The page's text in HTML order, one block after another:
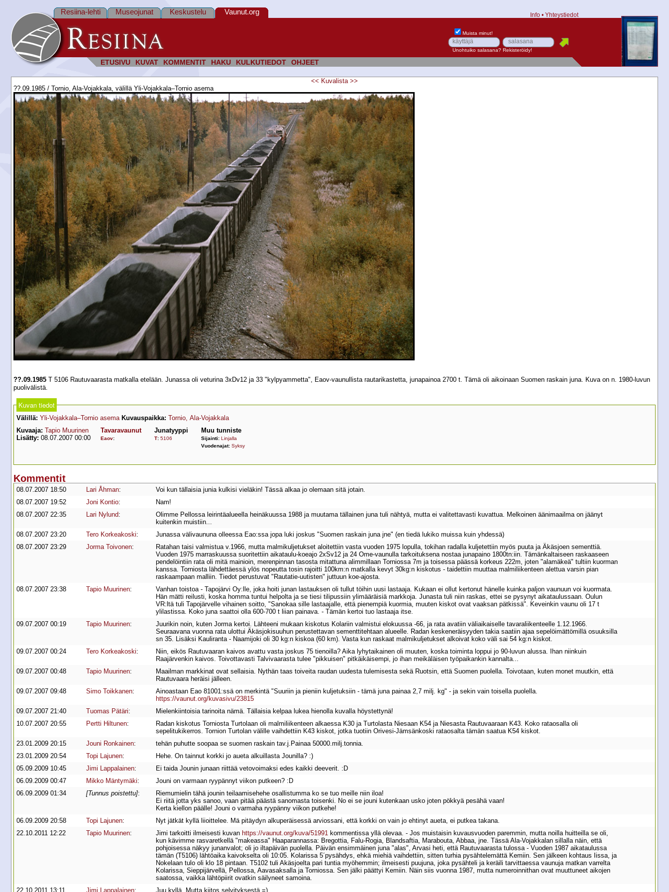
ETUSIVU KUVAT KOMMENTIT HAKU KULKUTIEDOT OHJEET
Resiina-lehti Museojunat Keskustelu Vaunut.org Info • Yhteystiedot
Muista minut!
Unohtuiko salasana? Rekisteröidy!
<< Kuvalista >>
??.09.1985 / Tornio, Ala-Vojakkala, välillä Yli-Vojakkala–Tornio asema
??.09.1985 T 5106 Rautuvaarasta matkalla etelään. Junassa oli veturina 3xDv12 ja 33 "kylpyammetta", Eaov-vaunullista rautarikastetta, junapainoa 2700 t. Tämä oli aikoinaan Suomen raskain juna. Kuva on n. 1980-luvun
puolivälistä.
Kuvan tiedot
Välillä: Yli-Vojakkala–Tornio asema Kuvauspaikka: Tornio, Ala-Vojakkala
Kuvaaja: Tapio Muurinen
Lisätty: 08.07.2007 00:00
Tavaravaunut
Eaov:
Junatyyppi
T: 5106
Muu tunniste
Sijainti: Linjalla
Vuodenajat: Syksy
Kommentit
08.07.2007 18:50 Lari Åhman:
Voi kun tällaisia junia kulkisi vieläkin! Tässä alkaa jo olemaan sitä jotain.
08.07.2007 19:52
Joni Kontio:
Nam!
08.07.2007 22:35
Lari Nylund:
Olimme Pellossa leirintäalueella heinäkuussa 1988 ja muutama tällainen juna tuli nähtyä, mutta ei valitettavasti kuvattua. Melkoinen äänimaailma on jäänyt
kuitenkin muistiin...
08.07.2007 23:20
Tero Korkeakoski:
Junassa välivaununa olleessa Eao:ssa jopa luki joskus "Suomen raskain juna jne" (en tiedä lukiko muissa kuin yhdessä)
08.07.2007 23:29
Jorma Toivonen:
Ratahan taisi valmistua v.1966, mutta malmikuljetukset aloitettiin vasta vuoden 1975 lopulla, tokihan radalla kuljetettiin myös puuta ja Äkäsjoen sementtiä.
Vuoden 1975 marraskuussa suoritettiin aikataulu-koeajo 2xSv12 ja 24 Ome-vaunulla tarkoituksena nostaa junapaino 1800tn:iin. Tämänkaltaiseen raskaaseen
pendelöintiin rata oli mitä mainioin, merenpinnan tasosta mitattuna alimmillaan Torniossa 7m ja toisessa päässä korkeus 222m, joten "alamäkeä" tultiin kuorman
kanssa. Torniosta lähdettäessä ylös nopeutta tosin rajoitti 100km:n matkalla kevyt 30kg:n kiskotus - taidettiin muuttaa malmiliikenteen alettua varsin pian
raskaampaan malliin. Tiedot perustuvat "Rautatie-uutisten" juttuun koe-ajosta.
08.07.2007 23:38
Tapio Muurinen:
Vanhan toistoa - Tapojärvi Oy:lle, joka hoiti junan lastauksen oli tullut töihin uusi lastaaja. Kukaan ei ollut kertonut hänelle kuinka paljon vaunuun voi kuormata.
Hän mätti reilusti, koska homma tuntui helpolta ja se tiesi tilipussiin ylimääräisiä markkoja. Junasta tuli niin raskas, ettei se pysynyt aikataulussaan. Oulun
VR:ltä tuli Tapojärvelle vihainen soitto, "Sanokaa sille lastaajalle, että pienempiä kuormia, muuten kiskot ovat vaaksan pätkissä". Keveinkin vaunu oli 17 t
ylilastissa. Koko juna saattoi olla 600-700 t liian painava. - Tämän kertoi tuo lastaaja itse.
09.07.2007 00:19
Tapio Muurinen:
Juurikin noin, kuten Jorma kertoi. Lähteeni mukaan kiskotus Kolariin valmistui elokuussa -66, ja rata avatiin väliaikaiselle tavaraliikenteelle 1.12.1966.
Seuraavana vuonna rata ulottui Äkäsjokisuuhun perustettavan sementtitehtaan alueelle. Radan keskeneräisyyden takia saatiin ajaa sepelöimättömillä osuuksilla
sn 35. Lisäksi Kauliranta - Naamijoki oli 30 kg:n kiskoa (60 km). Vasta kun raskaat malmikuljetukset alkoivat koko väli sai 54 kg:n kiskot.
09.07.2007 00:24
Tero Korkeakoski:
Niin, eikös Rautuvaaran kaivos avattu vasta joskus 75 tienoilla? Aika lyhytaikainen oli muuten, koska toiminta loppui jo 90-luvun alussa. Ihan niinkuin
Raajärvenkin kaivos. Toivottavasti Talvivaarasta tulee "pikkuisen" pitkäikäisempi, jo ihan meikäläisen työpaikankin kannalta...
09.07.2007 00:48
Tapio Muurinen:
Maailman markkinat ovat sellaisia. Nythän taas toiveita raudan uudesta tulemisesta sekä Ruotsin, että Suomen puolella. Toivotaan, kuten monet muutkin, että
Rautuvaara heräisi jälleen.
09.07.2007 09:48
Simo Toikkanen:
Ainoastaan Eao 81001:ssä on merkintä "Suuriin ja pieniin kuljetuksiin - tämä juna painaa 2,7 milj. kg" - ja sekin vain toisella puolella.
https://vaunut.org/kuvasivu/23815
09.07.2007 21:40
Tuomas Pätäri:
Mielenkiintoisia tarinoita nämä. Tällaisia kelpaa lukea hienolla kuvalla höystettynä!
10.07.2007 20:55
Pertti Hiltunen:
Radan kiskotus Torniosta Turtolaan oli malmiliikenteen alkaessa K30 ja Turtolasta Niesaan K54 ja Niesasta Rautuvaaraan K43. Koko rataosalla oli
sepelitukikerros. Tornion Turtolan välille vaihdettiin K43 kiskot, jotka tuotiin Orivesi-Jämsänkoski rataosalta tämän saatua K54 kiskot.
23.01.2009 20:15
Jouni Ronkainen:
tehän puhutte soopaa se suomen raskain tav.j.Painaa 50000.milj.tonnia.
23.01.2009 20:54
Topi Lajunen:
Hehe. On tainnut korkki jo aueta alkuillasta Jounilla? :)
05.09.2009 10:45
Jimi Lappalainen:
Ei taida Jounin junaan riittää vetovoimaksi edes kaikki deeverit. :D
06.09.2009 00:47
Mikko Mäntymäki:
Jouni on varmaan ryypännyt viikon putkeen? :D
06.09.2009 01:34
[Tunnus poistettu]:
Riemumielin tähä jounin teilaamisehehe osallistumma ko se tuo meille niin iloa!
Ei riitä jotta yks sanoo, vaan pitää päästä sanomasta toisenki. No ei se jouni kutenkaan usko joten pökkyä pesähä vaan!
Kerta kiellon päälle! Jouni o varmaha ryypänny viikon putkehe!
06.09.2009 20:58
Topi Lajunen:
Nyt jätkät kyllä liioittelee. Mä pitäydyn alkuperäisessä arviossani, että korkki on vain jo ehtinyt aueta, ei putkea takana.
22.10.2011 12:22
Tapio Muurinen: Jimi tarkoitti ilmeisesti kuvan https://vaunut.org/kuva/51991 kommentissa yllä olevaa. - Jos muistaisin kuvausvuoden paremmin, mutta noilla huitteilla se oli,
kun kävimme rasvaretkellä "makeassa" Haaparannassa: Bregottia, Falu-Rogia, Blandsaftia, Marabouta, Abbaa, jne. Tässä Ala-Vojakkalan sillalla näin, että
pohjoisessa näkyy junanvalot; oli jo iltapäivän puolella. Päivän ensimmäinen juna "alas", Arvasi heti, että Rautuvaarasta tulossa - Vuoden 1987 aikataulussa
tämän (T5106) lähtöaika kaivokselta oli 10:05. Kolarissa 5´pysähdys, ehkä miehiä vaihdettiin, sitten turhia pysähtelemättä Kemiin. Sen jälkeen kohtaus Iissa, ja
Nokelaan tulo oli klo 18 pintaan. T5102 tuli Akäsjoelta pari tuntia myöhemmin; ilmeisesti puujuna, joka pysähteli ja keräili tarvittaessa vaunuja matkan varrelta
Kolarissa, Sieppijärvellä, Pellossa, Aavasaksalla ja Torniossa. Sen jälki päättyi Kemiin. Näin siis vuonna 1987, mutta numeroinnithan ovat muuttuneet aikojen
saatossa, vaikka lähtöpiirit ovatkin säilyneet samoina.
22.10.2011 13:11
Jimi Lappalainen: Juu kyllä. Mutta kiitos selvityksestä =)